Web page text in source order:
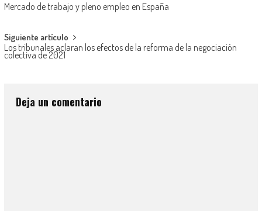
Mercado de trabajo y pleno empleo en España
Siguiente artículo
Los tribunales aclaran los efectos de la reforma de la negociación
colectiva de 2021
Deja un comentario